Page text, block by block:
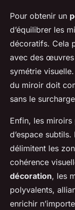
Pour obtenir un
d’équilibrer les
décoratifs. Cela
avec des œuvres
symétrie
du miroir doit
sans le
Enfin, les
d’espace
délimitent les
cohérence
décoration, les
polyvalents,
enrichir